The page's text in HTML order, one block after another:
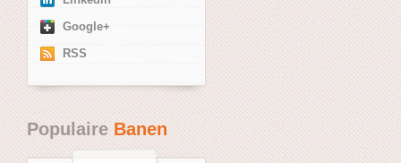
Google+
RSS
PopulaireBanen